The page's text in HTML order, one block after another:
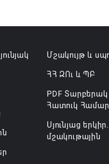
Մշակույթ և
ՀՀ ԶՈւ և ՊԲ
PDF Տարբերակ
Հատուկ
Սյունյաց երկիր.
մշակութային